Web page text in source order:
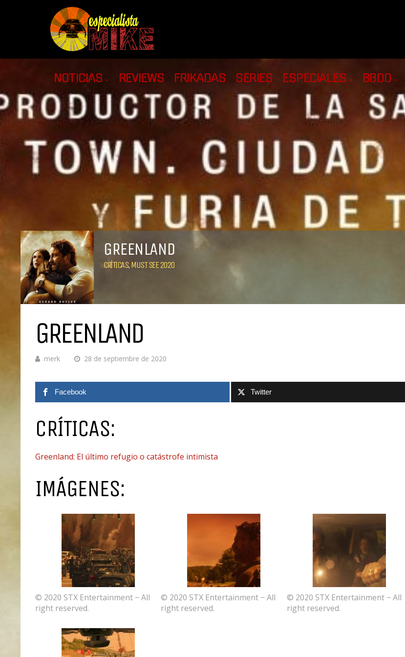
NOTICIAS REVIEWS FRIKADAS SERIES ESPECIALES BBDD
GREENLAND
CRÍTICAS,MUST SEE 2020
GREENLAND
merk 28 de septiembre de 2020
Facebook Twitter
CRÍTICAS:
Greenland: El último refugio o catástrofe intimista
IMÁGENES:
© 2020 STX Entertainment − All
right reserved.
© 2020 STX Entertainment − All
right reserved.
© 2020 STX Entertainment − All
right reserved.